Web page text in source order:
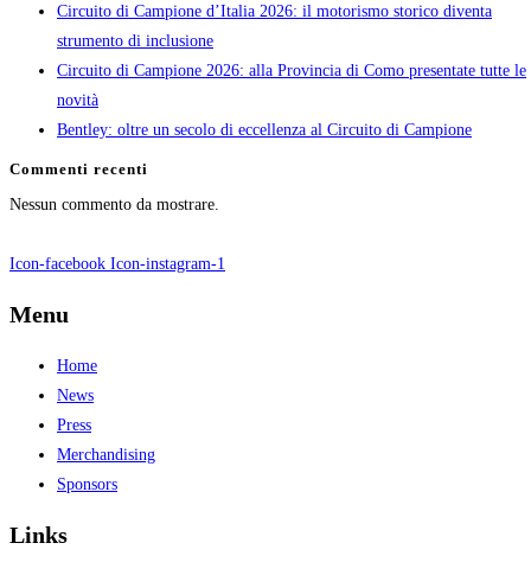
Circuito di Campione d’Italia 2026: il motorismo storico diventa
strumento di inclusione
Circuito di Campione 2026: alla Provincia di Como presentate tutte le
novità
Bentley: oltre un secolo di eccellenza al Circuito di Campione
Commenti recenti
Nessun commento da mostrare.
Icon-facebook Icon-instagram-1
Menu
Home
News
Press
Merchandising
Sponsors
Links